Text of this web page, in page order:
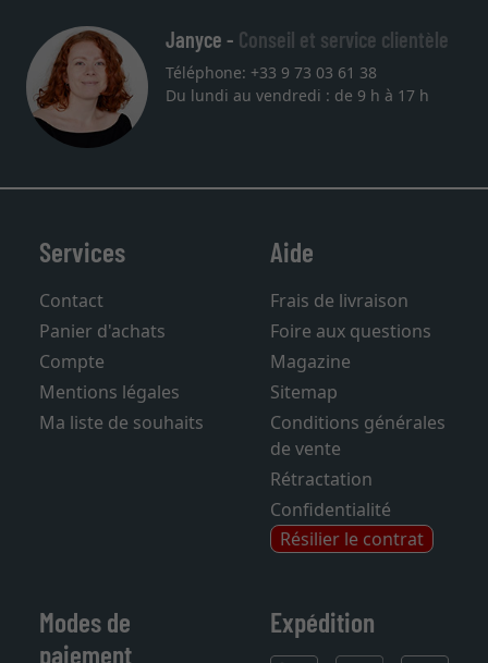
Janyce - Conseil et service clientèle
Téléphone: +33 9 73 03 61 38
Du lundi au vendredi : de 9 h à 17 h
Services
Contact
Panier d'achats
Compte
Mentions légales
Ma liste de souhaits
Aide
Frais de livraison
Foire aux questions
Magazine
Sitemap
Conditions générales
de vente
Rétractation
Confidentialité
Résilier le contrat
Modes de
paiement
Expédition